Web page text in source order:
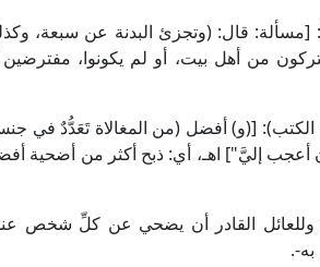
(9/ 437، ط. مكتبة القاهرة): [مسألة: قال: (وتجزئ البدنة عن سبعة،
من أهل بيت، أو لم يكونوا، مفترضين
في "شرح منتهى الإرادات" (1/ 602، ط. عالم الكتب): [(و) أفضل (من المغالاة تَعَدُّدٌ
أعجب إليَّ"] اهـ، أي: ذبح أكثر من أضحية
القادر أن يضحي عن كلِّ شخص
.